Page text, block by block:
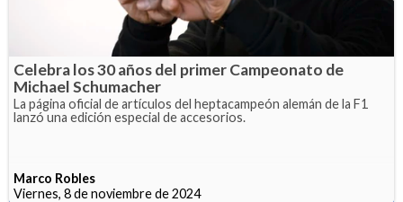
Celebra los 30 años del primer Campeonato de
Michael Schumacher
La página oficial de artículos del heptacampeón alemán de la F1
lanzó una edición especial de accesorios.
Marco Robles
Viernes, 8 de noviembre de 2024